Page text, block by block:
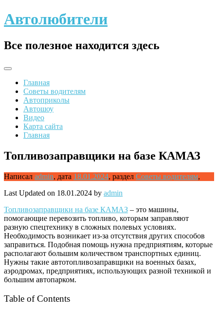
Skip
to
Автолюбители
Все полезное находится здесь
Главная
Советы водителям
Автоприколы
Автошоу
Видео
Карта сайта
Главная
Топливозаправщики на базе КАМАЗ
Написал admin, дата 18.01.2024, раздел Советы водителям,
Last Updated on 18.01.2024 by admin
Топливозаправщики на базе КАМАЗ – это машины,
помогающие перевозить топливо, которым заправляют
разную спецтехнику в сложных полевых условиях.
Необходимость возникает из-за отсутствия других способов
заправиться. Подобная помощь нужна предприятиям, которые
располагают большим количеством транспортных единиц.
Нужны такие автотопливозаправщики на военных базах,
аэродромах, предприятиях, использующих разной техникой и
большим автопарком.
Table of Contents